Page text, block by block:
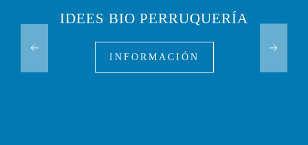
IDEES BIO PERRUQUERÍA
INFORMACIÓN